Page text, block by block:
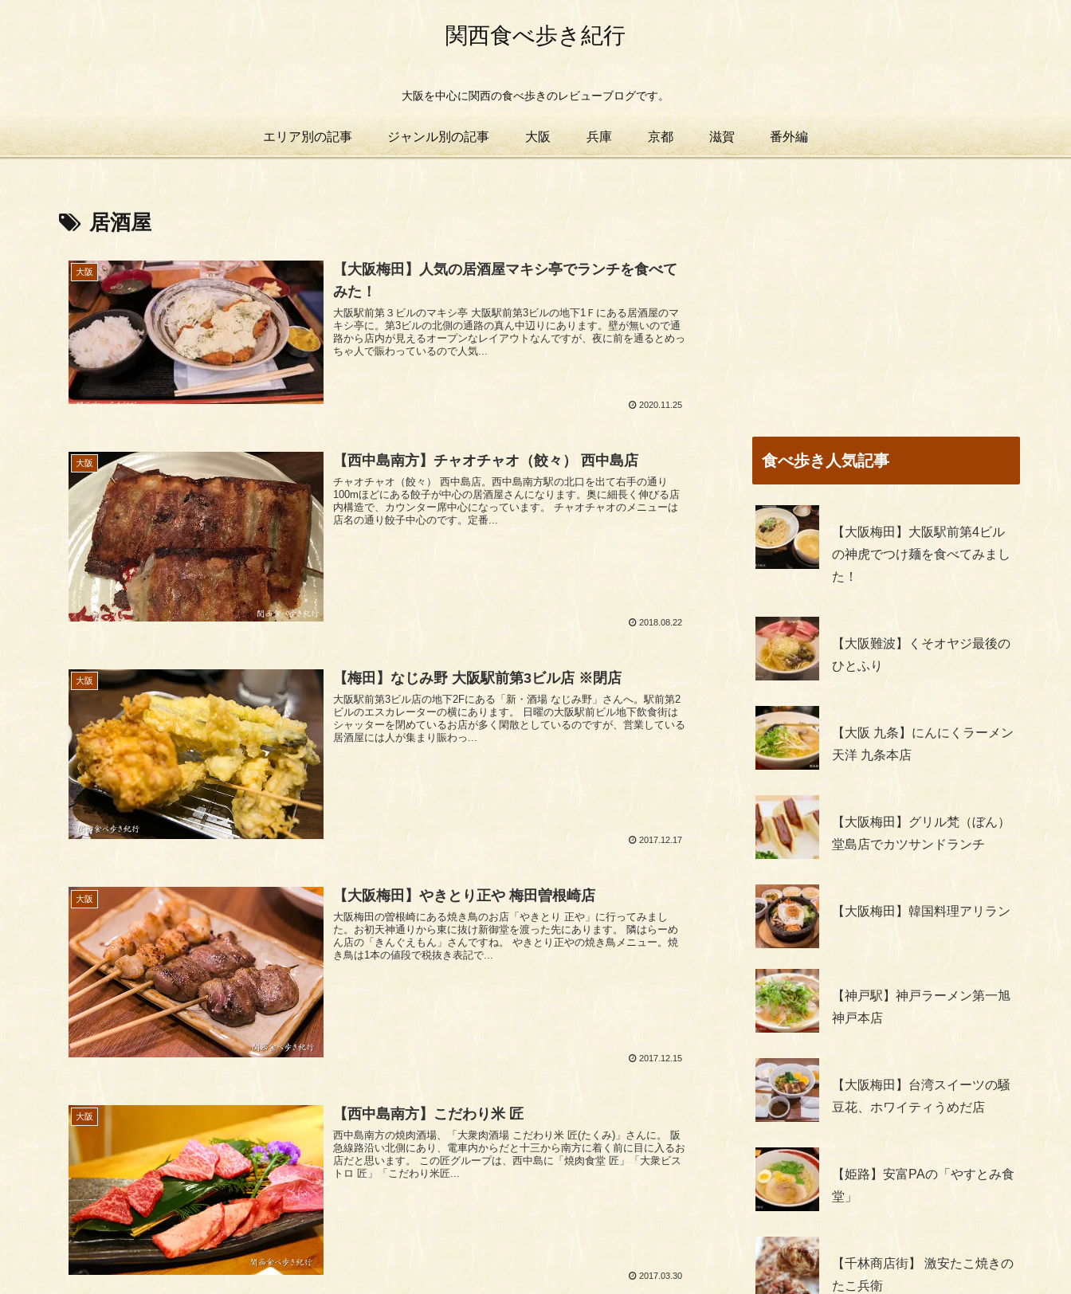
関西食べ歩き紀行
大阪を中心に関西の食べ歩きのレビューブログです。
エリア別の記事 ジャンル別の記事 大阪 兵庫 京都 滋賀 番外編
居酒屋
大阪
【大阪梅田】人気の居酒屋マキシ亭でランチを食べて
みた！
大阪駅前第３ビルのマキシ亭 大阪駅前第3ビルの地下1Ｆにある居酒屋のマ
キシ亭に。第3ビルの北側の通路の真ん中辺りにあります。壁が無いので通
路から店内が見えるオープンなレイアウトなんですが、夜に前を通るとめっ
ちゃ人で賑わっているので人気...
2020.11.25
大阪 【西中島南方】チャオチャオ（餃々） 西中島店
チャオチャオ（餃々） 西中島店。西中島南方駅の北口を出て右手の通り
100mほどにある餃子が中心の居酒屋さんになります。奥に細長く伸びる店
内構造で、カウンター席中心になっています。 チャオチャオのメニューは
店名の通り餃子中心のです。定番...
2018.08.22
大阪 【梅田】なじみ野 大阪駅前第3ビル店 ※閉店
大阪駅前第3ビル店の地下2Fにある「新・酒場 なじみ野」さんへ。駅前第2
ビルのエスカレーターの横にあります。 日曜の大阪駅前ビル地下飲食街は
シャッターを閉めているお店が多く閑散としているのですが、営業している
居酒屋には人が集まり賑わっ...
2017.12.17
大阪 【大阪梅田】やきとり正や 梅田曽根崎店
大阪梅田の曽根崎にある焼き鳥のお店「やきとり 正や」に行ってみまし
た。お初天神通りから東に抜け新御堂を渡った先にあります。 隣はらーめ
ん店の「きんぐえもん」さんですね。 やきとり正やの焼き鳥メニュー。焼
き鳥は1本の値段で税抜き表記で...
2017.12.15
大阪 【西中島南方】こだわり米 匠
西中島南方の焼肉酒場、「大衆肉酒場 こだわり米 匠(たくみ)」さんに。 阪
急線路沿い北側にあり、電車内からだと十三から南方に着く前に目に入るお
店だと思います。 この匠グループは、西中島に「焼肉食堂 匠」「大衆ビス
トロ 匠」「こだわり米匠...
2017.03.30
食べ歩き人気記事
【大阪梅田】大阪駅前第4ビル
の神虎でつけ麺を食べてみまし
た！
【大阪難波】くそオヤジ最後の
ひとふり
【大阪 九条】にんにくラーメン
天洋 九条本店
【大阪梅田】グリル梵（ぼん）
堂島店でカツサンドランチ
【大阪梅田】韓国料理アリラン
【神戸駅】神戸ラーメン第一旭
神戸本店
【大阪梅田】台湾スイーツの騒
豆花、ホワイティうめだ店
【姫路】安富PAの「やすとみ食
堂」
【千林商店街】 激安たこ焼きの
たこ兵衛